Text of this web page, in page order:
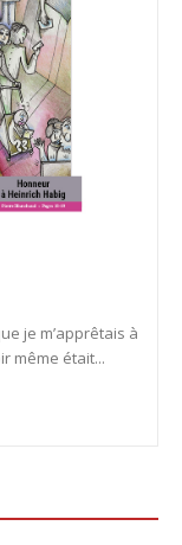
je m’apprêtais à
même était...